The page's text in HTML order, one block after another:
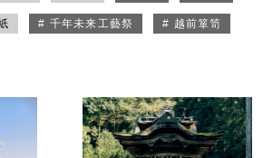
# 千年未来工藝祭 # 越前箪笥